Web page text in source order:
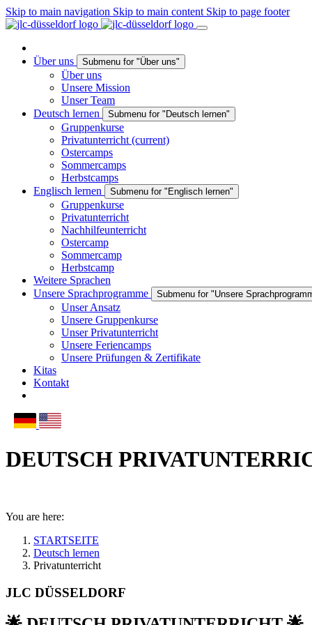
Skip to main navigation Skip to main content Skip to page footer
Über uns Submenu for "Über uns"
Über uns
Unsere Mission
Unser Team
Deutsch lernen
Submenu for "Deutsch lernen"
Gruppenkurse
Privatunterricht (current)
Ostercamps
Sommercamps
Herbstcamps
Englisch lernen
Submenu for "Englisch lernen"
Gruppenkurse
Privatunterricht
Nachhilfeunterricht
Ostercamp
Sommercamp
Herbstcamp
Weitere Sprachen
Unsere Sprachprogramme
Submenu for "Unsere
Unser Ansatz
Unsere Gruppenkurse
Unser Privatunterricht
Unsere Feriencamps
Unsere Prüfungen & Zertifikate
Kitas
Kontakt
DEUTSCH
You are here:
STARTSEITE
Deutsch lernen
Privatunterricht
JLC DÜSSELDORF